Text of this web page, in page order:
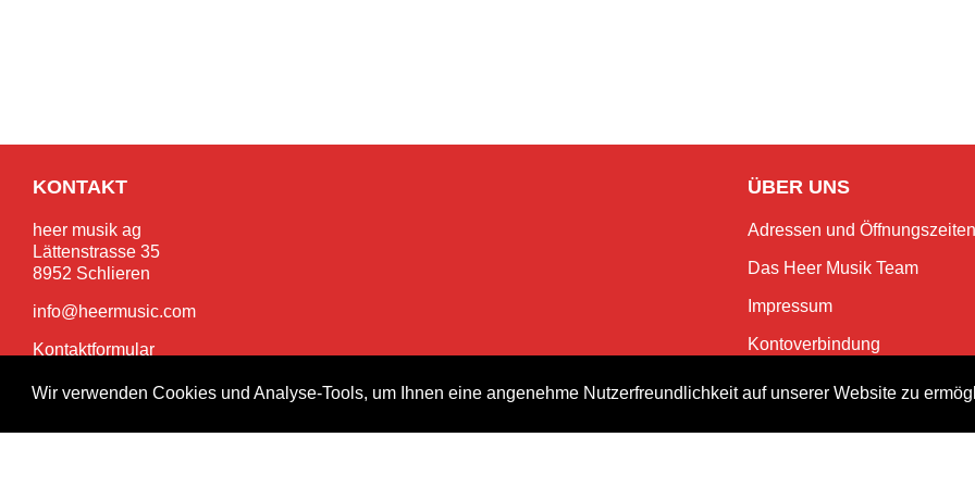
Wir verwenden Cookies und Analyse-Tools, um Ihnen eine angenehme Nutzerfreundlichkeit auf unserer Website zu
KONTAKT
heer musik ag
Lättenstrasse 35
8952 Schlieren
info@heermusic.com
Kontaktformular
ÜBER UNS
Adressen und Öffnungszeiten
Das Heer Musik Team
Impressum
Kontoverbindung
Jobs